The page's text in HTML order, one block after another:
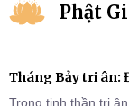
Phật
Tháng Bảy tri ân:
Trong tinh thần tri